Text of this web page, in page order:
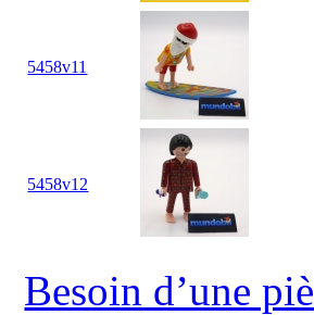
5458v11
5458v12
Besoin d’une